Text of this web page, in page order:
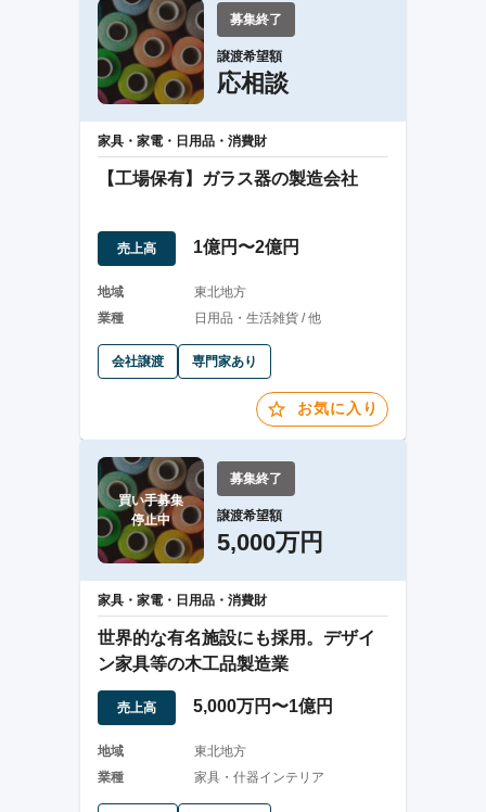
募集終了
譲渡希望額
応相談
家具・家電・日用品・消費財
【工場保有】ガラス器の製造会社
売上高 1億円〜2億円
地域
東北地方
業種
日用品・生活雑貨 / 他
会社譲渡 専門家あり
お気に入り
買い手募集
停止中
募集終了
譲渡希望額
5,000万円
家具・家電・日用品・消費財
世界的な有名施設にも採用。デザイ
ン家具等の木工品製造業
売上高 5,000万円〜1億円
地域
東北地方
業種
家具・什器インテリア